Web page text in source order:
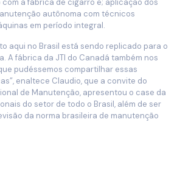
autônoma com técnicos
em período integral.
aqui no Brasil está sendo replicado para o
A fábrica da JTI do Canadá também nos
pudéssemos compartilhar essas
enaltece Claudio, que a convite do
de Manutenção, apresentou o case da
do setor de todo o Brasil, além de ser
da norma brasileira de manutenção